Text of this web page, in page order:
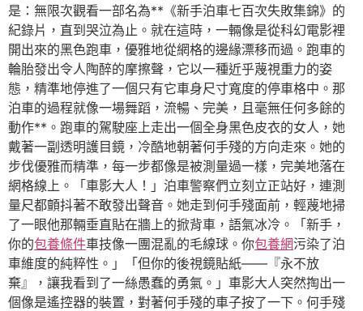
是：無限次觀看一部名為**《新手泊車七百次失敗集錦》的
紀錄片，直到哭泣為止。就在這時，一輛像是從科幻電影裡
開出來的黑色跑車，優雅地從網格的邊緣漂移而過。跑車的
輪胎發出令人陶醉的摩擦聲，它以一種近乎蔑視重力的姿
態，精準地停進了一個只有它車身尺寸寬度的停車格中。那
泊車的過程就像一場舞蹈，流暢、完美，且毫無任何多餘的
動作**。跑車的駕駛座上走出一個全身黑色皮衣的女人，她
戴著一副透明護目鏡，冷酷地朝著何手殘的方向走來。她的
步伐優雅而精準，每一步都像是被測量過一樣，完美地落在
網格線上。「車影大人！」泊車警察們立刻立正站好，連測
量尺都顫抖著不敢發出聲音。她走到何手殘面前，輕蔑地掃
了一眼他那輛垂直貼在牆上的掀背車，語氣冰冷。「新手，
你的包養條件車技像一團混亂的毛線球。你包養網污染了泊
車維度的純粹性。」「但你的後視鏡貼紙——『永不放
棄』，讓我看到了一絲愚蠢的勇氣。」車影大人突然掏出一
個像是遙控器的裝置，對著何手殘的車子按了一下。何手殘